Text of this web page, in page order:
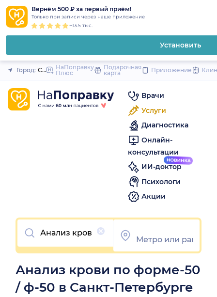
Вернём 500 ₽ за первый приём!
Только при записи через наше приложение
~13.5 тыс.
Установить
Закрыть
Город: Санкт-Петербург
НаПоправку
Плюс
Подарочная
карта
Приложение
Врачи
Услуги
Диагностика
Онлайн-
консультации
ИИ-доктор
Психологи
Акции
Очистить
Анализ крови по форме-50
/ ф-50 в Санкт-Петербурге